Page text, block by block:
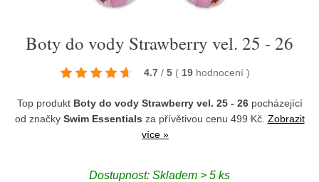
Boty do vody Strawberry vel. 25 - 26
4.7 / 5 ( 19 hodnocení )
Top produkt Boty do vody Strawberry vel. 25 - 26pocházející
od značky Swim Essentials za přívětivou cenu 499 Kč. Zobrazit
více »
Dostupnost: Skladem > 5 ks